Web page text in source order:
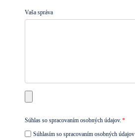
Vaša správa
Súhlas so spracovaním osobných údajov.
Súhlasím so spracovaním osobných údajov